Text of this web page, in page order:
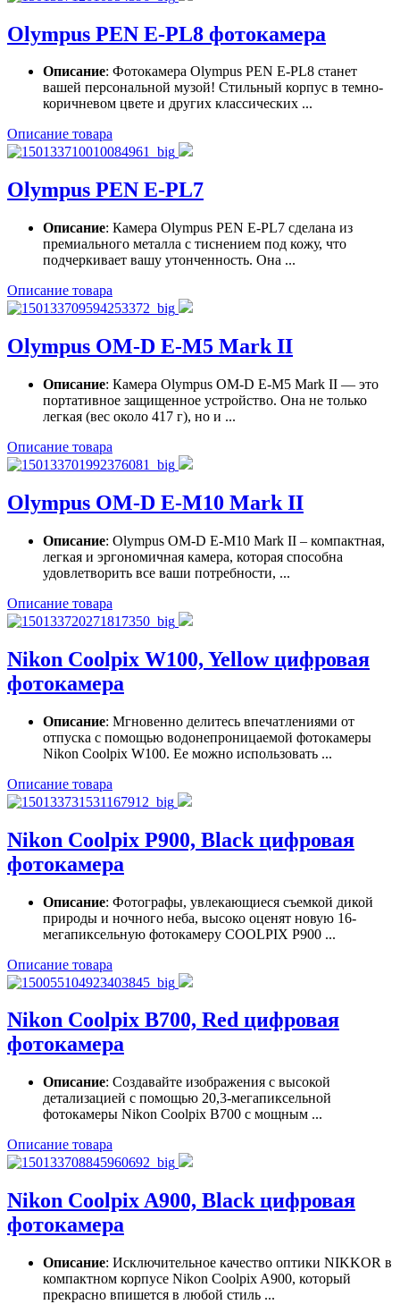
Olympus PEN E-PL8 фотокамера
Описание: Фотокамера Olympus PEN E-PL8 станет
вашей персональной музой! Стильный корпус в темно-
коричневом цвете и других классических ...
Описание товара
Olympus PEN E-PL7
Описание: Камера Olympus PEN E-PL7 сделана из
премиального металла с тиснением под кожу, что
подчеркивает вашу утонченность. Она ...
Описание товара
Olympus OM-D E-M5 Mark II
Описание: Камера Olympus OM-D E-M5 Mark II — это
портативное защищенное устройство. Она не только
легкая (вес около 417 г), но и ...
Описание товара
Olympus OM-D E-M10 Mark II
Описание: Olympus OM-D E-M10 Mark II – компактная,
легкая и эргономичная камера, которая способна
удовлетворить все ваши потребности, ...
Описание товара
Nikon Coolpix W100, Yellow цифровая
фотокамера
Описание: Мгновенно делитесь впечатлениями от
отпуска с помощью водонепроницаемой фотокамеры
Nikon Coolpix W100. Ее можно использовать ...
Описание товара
Nikon Coolpix P900, Black цифровая
фотокамера
Описание: Фотографы, увлекающиеся съемкой дикой
природы и ночного неба, высоко оценят новую 16-
мегапиксельную фотокамеру COOLPIX P900 ...
Описание товара
Nikon Coolpix B700, Red цифровая
фотокамера
Описание: Создавайте изображения с высокой
детализацией с помощью 20,3-мегапиксельной
фотокамеры Nikon Coolpix B700 с мощным ...
Описание товара
Nikon Coolpix A900, Black цифровая
фотокамера
Описание: Исключительное качество оптики NIKKOR в
компактном корпусе Nikon Coolpix A900, который
прекрасно впишется в любой стиль ...